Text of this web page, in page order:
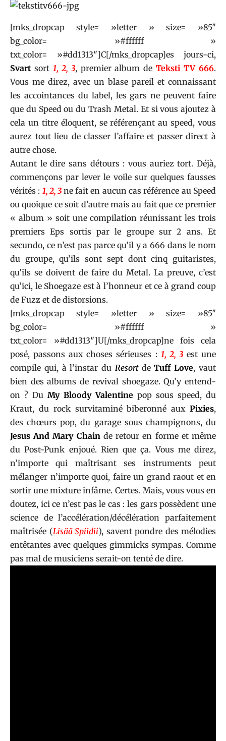
[mks_dropcap style= »letter » size= »85″
bg_color= »#ffffff »
txt_color= »#dd1313″]C[/mks_dropcap]es jours-ci,
Svart sort 1, 2, 3, premier album deTeksti TV 666.
Vous me direz, avec un blase pareil et connaissant
les accointances du label, les gars ne peuvent faire
que du Speed ou du Trash Metal. Et si vous ajoutez à
cela un titre éloquent, se référençant au speed, vous
aurez tout lieu de classer l’affaire et passer direct à
autre chose.
Autant le dire sans détours : vous auriez tort. Déjà,
commençons par lever le voile sur quelques fausses
vérités : 1, 2, 3 ne fait en aucun cas référence au Speed
ou quoique ce soit d’autre mais au fait que ce premier
« album » soit une compilation réunissant les trois
premiers Eps sortis par le groupe sur 2 ans. Et
secundo, ce n’est pas parce qu’il y a 666 dans le nom
du groupe, qu’ils sont sept dont cinq guitaristes,
qu’ils se doivent de faire du Metal. La preuve, c’est
qu’ici, le Shoegaze est à l’honneur et ce à grand coup
de Fuzz et de distorsions.
[mks_dropcap style= »letter » size= »85″
bg_color= »#ffffff »
txt_color= »#dd1313″]U[/mks_dropcap]ne fois cela
posé, passons aux choses sérieuses : 1, 2, 3est une
compile qui, à l’instar du Resort deTuff Love, vaut
bien des albums de revival shoegaze. Qu’y entend-
on ? Du My Bloody Valentine pop sous speed, du
Kraut, du rock survitaminé biberonné aux Pixies,
des chœurs pop, du garage sous champignons, du
Jesus And Mary Chainde retour en forme et même
du Post-Punk enjoué. Rien que ça. Vous me direz,
n’importe qui maîtrisant ses instruments peut
mélanger n’importe quoi, faire un grand raout et en
sortir une mixture infâme. Certes. Mais, vous vous en
doutez, ici ce n’est pas le cas : les gars possèdent une
science de l’accélération/décélération parfaitement
maîtrisée (Lisää Spiidii), savent pondre des mélodies
entêtantes avec quelques gimmicks sympas. Comme
pas mal de musiciens serait-on tenté de dire.